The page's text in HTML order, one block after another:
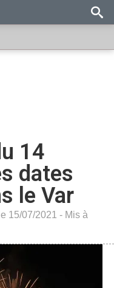
14
dates
le Var
15/07/2021 - Mis à